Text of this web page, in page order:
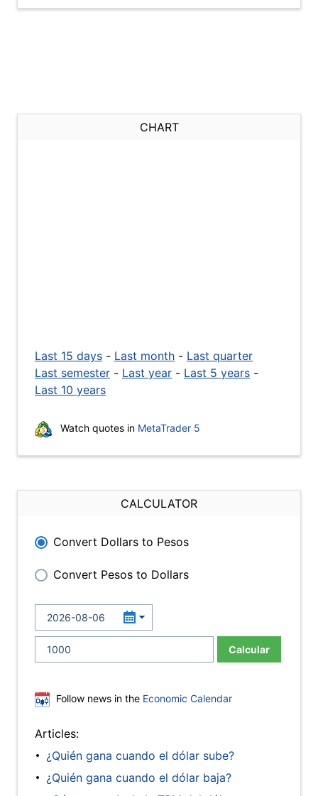
CHART
Last 15 days - Last month - Last quarter
Last semester - Last year - Last 5 years -
Last 10 years
Watch quotes in MetaTrader 5
CALCULATOR
Convert Dollars to Pesos
Convert Pesos to Dollars
Calcular
Follow news in the Economic Calendar
Articles:
¿Quién gana cuando el dólar sube?
¿Quién gana cuando el dólar baja?